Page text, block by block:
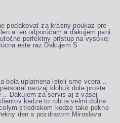
poďakovať za krásny poukaz pre
a len odporúčam a ďakujem pani
perfektny prístup na vysokej
raz Dakujem S
bola uplatnena leteli sme vcera ..
naozaj klobuk dole proste
.. Dakujem za servis aj z vasej
kedze to robite velmi dobre .
strediskom kedze take pekne
den s pozdravom Miroslava